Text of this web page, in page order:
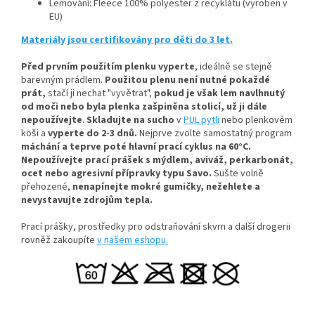
Lemování: Fleece 100% polyester z recyklátu (vyroben v
EU)
Materiály jsou certifikovány pro děti do 3 let.
Před prvním použitím plenku vyperte, ideálně se stejně
barevným prádlem. Použitou plenu není nutné pokaždé
prát, stačí ji nechat "vyvětrat", pokud je však lem navlhnutý
od moči nebo byla plenka zašpiněna stolicí, už ji dále
nepoužívejte. Skladujte na sucho vPUL pytlinebo plenkovém
koši a vyperte do 2-3 dnů. Nejprve zvolte samostatný program
máchání a teprve poté hlavní prací cyklus na 60°C.
Nepoužívejte prací prášek s mýdlem, aviváž, perkarbonát,
ocet nebo agresivní přípravky typu Savo. Sušte volně
přehozené, nenapínejte mokré gumičky, nežehlete a
nevystavujte zdrojům tepla.
Prací prášky, prostředky pro odstraňování skvrn a další drogerii
rovněž zakoupíte v našem eshopu.